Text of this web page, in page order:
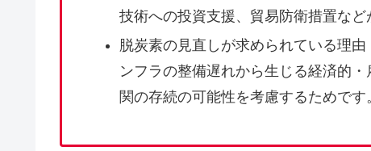
技術への投資支援、貿易防衛措置など
脱炭素の見直しが求められている理
ンフラの整備遅れから生じる経済的
関の存続の可能性を考慮するためです